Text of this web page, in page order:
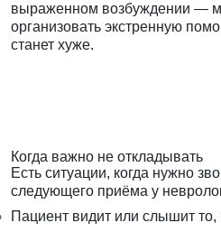
выраженном возбуждении —
организовать экстренную
станет хуже.
Когда важно не откладывать
Есть ситуации, когда нужно
следующего приёма у
Пациент видит или слышит то,